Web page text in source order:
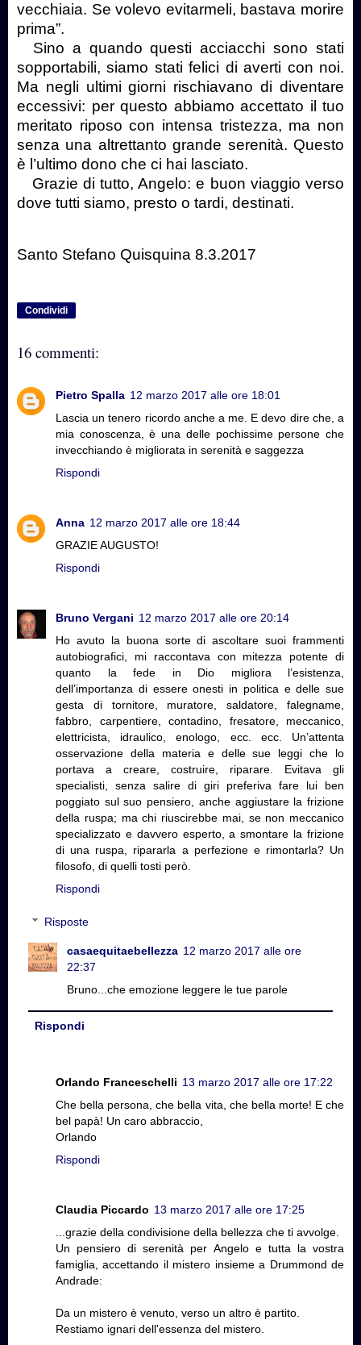
vecchiaia. Se volevo evitarmeli, bastava morire
prima”.
Sino a quando questi acciacchi sono stati
sopportabili, siamo stati felici di averti con noi.
Ma negli ultimi giorni rischiavano di diventare
eccessivi: per questo abbiamo accettato il tuo
meritato riposo con intensa tristezza, ma non
senza una altrettanto grande serenità. Questo
è l’ultimo dono che ci hai lasciato.
Grazie di tutto, Angelo: e buon viaggio verso
dove tutti siamo, presto o tardi, destinati.
Santo Stefano Quisquina 8.3.2017
Condividi
16 commenti:
Pietro Spalla 12 marzo 2017 alle ore 18:01
Lascia un tenero ricordo anche a me. E devo dire che, a
mia conoscenza, è una delle pochissime persone che
invecchiando è migliorata in serenità e saggezza
Rispondi
Anna 12 marzo 2017 alle ore 18:44
GRAZIE AUGUSTO!
Rispondi
Bruno Vergani 12 marzo 2017 alle ore 20:14
Ho avuto la buona sorte di ascoltare suoi frammenti
autobiografici, mi raccontava con mitezza potente di
quanto la fede in Dio migliora l’esistenza,
dell’importanza di essere onesti in politica e delle sue
gesta di tornitore, muratore, saldatore, falegname,
fabbro, carpentiere, contadino, fresatore, meccanico,
elettricista, idraulico, enologo, ecc. ecc. Un’attenta
osservazione della materia e delle sue leggi che lo
portava a creare, costruire, riparare. Evitava gli
specialisti, senza salire di giri preferiva fare lui ben
poggiato sul suo pensiero, anche aggiustare la frizione
della ruspa; ma chi riuscirebbe mai, se non meccanico
specializzato e davvero esperto, a smontare la frizione
di una ruspa, ripararla a perfezione e rimontarla? Un
filosofo, di quelli tosti però.
Rispondi
Risposte
casaequitaebellezza 12 marzo 2017 alle ore
22:37
Bruno...che emozione leggere le tue parole
Rispondi
Orlando Franceschelli 13 marzo 2017 alle ore 17:22
Che bella persona, che bella vita, che bella morte! E che
bel papà! Un caro abbraccio,
Orlando
Rispondi
Claudia Piccardo 13 marzo 2017 alle ore 17:25
...grazie della condivisione della bellezza che ti avvolge.
Un pensiero di serenità per Angelo e tutta la vostra
famiglia, accettando il mistero insieme a Drummond de
Andrade:
Da un mistero è venuto, verso un altro è partito.
Restiamo ignari dell'essenza del mistero.